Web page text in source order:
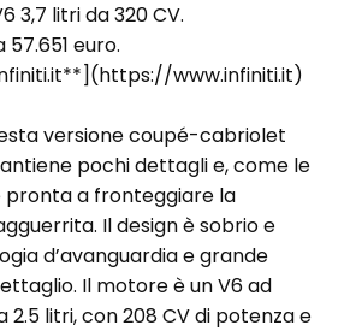
3,7 litri da 320 CV.
57.651 euro.
www.infiniti.it)
versione coupé-cabriolet
pochi dettagli e, come le
pronta a fronteggiare la
Il design è sobrio e
d’avanguardia e grande
Il motore è un V6 ad
2.5 litri, con 208 CV di potenza e